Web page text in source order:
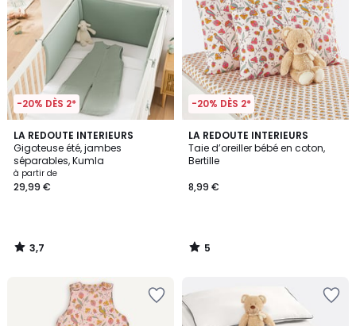
-20% DÈS 2*
LA REDOUTE INTERIEURS
Gigoteuse été, jambes
séparables, Kumla
à partir de
29,99 €
3,7
/ 5
3,7
/
-20% DÈS 2*
LA REDOUTE INTERIEURS
Taie d’oreiller bébé en coton,
Bertille
8,99 €
5
/
5
5
/